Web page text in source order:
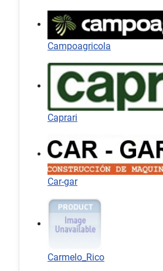
Campoagricola
Caprari
Car-gar
Carmelo_Rico